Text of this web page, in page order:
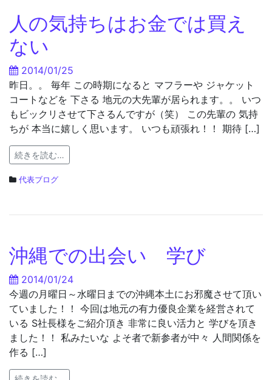
人の気持ちはお金では買え
ない
2014/01/25
昨日。。 毎年 この時期になると マフラーや ジャケット
コートなどを 下さる 地元の大先輩が居られます。。 いつ
もビックリさせて下さるんですが（笑） この先輩の 気持
ちが 本当に嬉しく思います。 いつも頑張れ！！ 期待 […]
続きを読む…
代表ブログ
沖縄での出会い 学び
2014/01/24
今週の月曜日～水曜日までの沖縄本土にお邪魔させて頂い
ていました！！ 今回は地元の有力優良企業を経営されて
いる S社長様をご紹介頂き 非常に良い活力と 学びを頂き
ました！！ 私みたいな よそ者で新参者が中々 人間関係を
作る […]